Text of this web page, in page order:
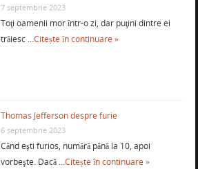
7 septembrie 2023
Toţi oamenii mor într-o zi, dar puţini dintre ei
trăiesc …Citește în continuare »
Thomas Jefferson despre furie
6 septembrie 2023
Când eşti furios, numără până la 10, apoi
vorbeşte. Dacă …Citește în continuare »